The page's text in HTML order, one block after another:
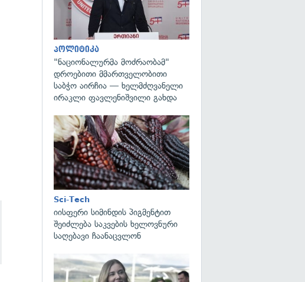
პოლიტიკა
"ნაციონალურმა მოძრაობამ"
დროებითი მმართველობითი
საბჭო აირჩია — ხელმძღვანელი
ირაკლი ფავლენიშვილი გახდა
Sci-Tech
იისფერი სიმინდის პიგმენტით
შეიძლება საკვების ხელოვნური
საღებავი ჩაანაცვლონ